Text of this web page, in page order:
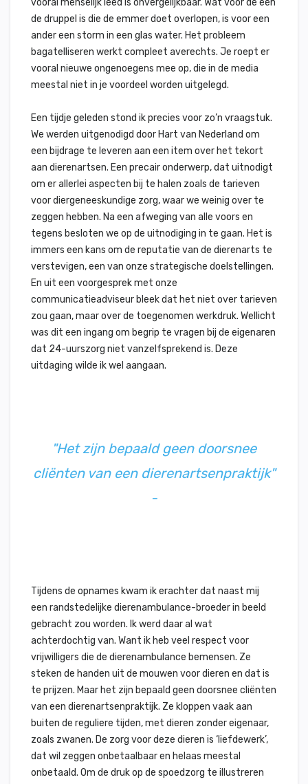
vooral menselijk leed is onvergelijkbaar. Wat voor de één
de druppel is die de emmer doet overlopen, is voor een
ander een storm in een glas water. Het probleem
bagatelliseren werkt compleet averechts. Je roept er
vooral nieuwe ongenoegens mee op, die in de media
meestal niet in je voordeel worden uitgelegd.
Een tijdje geleden stond ik precies voor zo’n vraagstuk.
We werden uitgenodigd door Hart van Nederland om
een bijdrage te leveren aan een item over het tekort
aan dierenartsen. Een precair onderwerp, dat uitnodigt
om er allerlei aspecten bij te halen zoals de tarieven
voor diergeneeskundige zorg, waar we weinig over te
zeggen hebben. Na een afweging van alle voors en
tegens besloten we op de uitnodiging in te gaan. Het is
immers een kans om de reputatie van de dierenarts te
verstevigen, een van onze strategische doelstellingen.
En uit een voorgesprek met onze
communicatieadviseur bleek dat het niet over tarieven
zou gaan, maar over de toegenomen werkdruk. Wellicht
was dit een ingang om begrip te vragen bij de eigenaren
dat 24-uurszorg niet vanzelfsprekend is. Deze
uitdaging wilde ik wel aangaan.
"Het zijn bepaald geen doorsnee
cliënten van een dierenartsenpraktijk"
-
Tijdens de opnames kwam ik erachter dat naast mij
een randstedelijke dierenambulance-broeder in beeld
gebracht zou worden. Ik werd daar al wat
achterdochtig van. Want ik heb veel respect voor
vrijwilligers die de dierenambulance bemensen. Ze
steken de handen uit de mouwen voor dieren en dat is
te prijzen. Maar het zijn bepaald geen doorsnee cliënten
van een dierenartsenpraktijk. Ze kloppen vaak aan
buiten de reguliere tijden, met dieren zonder eigenaar,
zoals zwanen. De zorg voor deze dieren is ‘liefdewerk’,
dat wil zeggen onbetaalbaar en helaas meestal
onbetaald. Om de druk op de spoedzorg te illustreren